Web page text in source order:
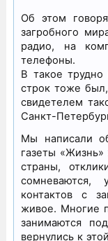
Об этом
загробного
радио, на
телефоны.
В такое трудно
строк тоже
свидетелем
Санкт-
Мы написали
газеты
страны,
сомневаются,
контактов с
живое. Многие
занимаются
вернулись к